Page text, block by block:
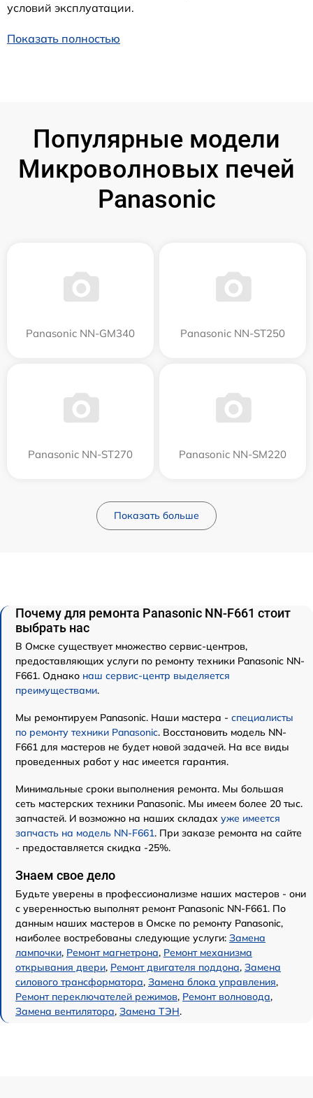
условий эксплуатации.
Показать полностью
Популярные модели
Микроволновых печей
Panasonic
Panasonic NN-GM340 Panasonic NN-ST250
Panasonic NN-ST270 Panasonic NN-SM220
Показать больше
Почему для ремонта Panasonic NN-F661 стоит
выбрать нас
В Омске существует множество сервис-центров,
предоставляющих услуги по ремонту техники Panasonic NN-
F661. Однако наш сервис-центр выделяется
преимуществами.
Мы ремонтируем Panasonic. Наши мастера - специалисты
по ремонту техники Panasonic. Восстановить модель NN-
F661 для мастеров не будет новой задачей. На все виды
проведенных работ у нас имеется гарантия.
Минимальные сроки выполнения ремонта. Мы большая
сеть мастерских техники Panasonic. Мы имеем более 20 тыс.
запчастей. И возможно на наших складах уже имеется
запчасть на модель NN-F661. При заказе ремонта на сайте
- предоставляется скидка -25%.
Знаем свое дело
Будьте уверены в профессионализме наших мастеров - они
с уверенностью выполнят ремонт Panasonic NN-F661. По
данным наших мастеров в Омске по ремонту Panasonic,
наиболее востребованы следующие услуги: Замена
лампочки, Ремонт магнетрона, Ремонт механизма
открывания двери, Ремонт двигателя поддона, Замена
силового трансформатора, Замена блока управления,
Ремонт переключателей режимов, Ремонт волновода,
Замена вентилятора, Замена ТЭН.